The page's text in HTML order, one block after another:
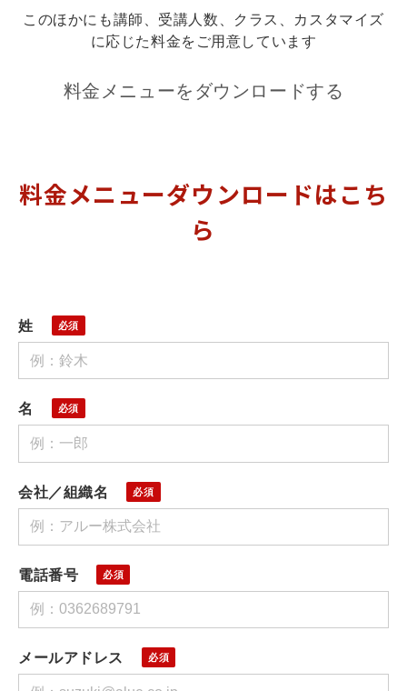
このほかにも講師、受講人数、クラス、カスタマイズ
に応じた料金をご用意しています
料金メニューをダウンロードする
料金メニューダウンロードはこち
ら
姓
名
会社／組織名
電話番号
メールアドレス